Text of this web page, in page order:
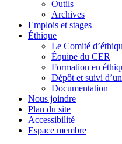
Outils
Archives
Emplois et stages
Éthique
Le Comité
Équipe du CER
Formation en
Dépôt et suivi
Documentation
Nous joindre
Plan du site
Accessibilité
Espace membre